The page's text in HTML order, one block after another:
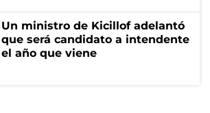
Un ministro de Kicillof adelantó
que será candidato a intendente
el año que viene